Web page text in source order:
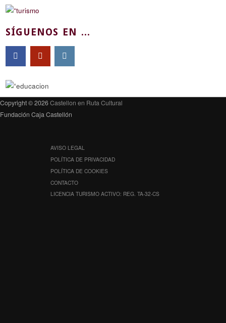
SÍGUENOS EN ...
Copyright © 2026Castellon en Ruta Cultural
Fundación Caja Castellón
AVISO LEGAL
POLÍTICA DE PRIVACIDAD
POLÍTICA DE COOKIES
CONTACTO
LICENCIA TURISMO ACTIVO: REG. TA-32-CS